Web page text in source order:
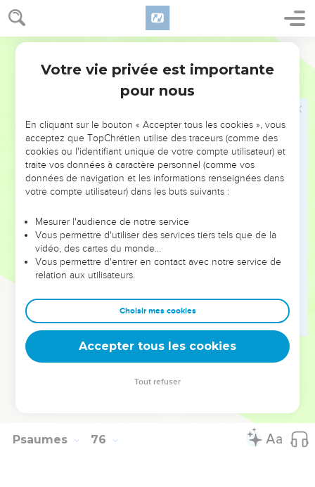
Psaumes 75
venu de ce côté-là.
La phrase du verset 7 n'est pas terminée. On s'attendrait,
ni de l'orient, ni de l'occident, ni du
désert..., à quelque chose comme ceci : c'est du sein même
d'Israël que vient la verge qui va vous frapper ; et c'est bien
s'interrompt, pour regarder plus haut et ne plus voir que Dieu
comme juge.
Une coupe: voirPsaumes 60.5, note.
aromatiques.
10 et 11Conclusion.
J'abattrai...Organe de son peuple pour louer Dieu, le
psalmiste s'identifie aussi avec lui, comme combattant. Israël,
miraculeusement relevé, sera l'instrument de Dieu, pour
abattre les puissances impies.
Psaumes 76
Votre vie privée est importante
pour nous
En cliquant sur le bouton « Accepter tous les cookies », vous
acceptez que TopChrétien utilise des traceurs (comme des
cookies ou l'identifiant unique de votre compte utilisateur) et
traite vos données à caractère personnel (comme vos
données de navigation et les informations renseignées dans
votre compte utilisateur) dans les buts suivants :
Mesurer l'audience de notre service
Vous permettre d'utiliser des services tiers tels que de la
vidéo, des cartes du monde…
Vous permettre d'entrer en contact avec notre service de
relation aux utilisateurs.
Choisir mes cookies
Accepter tous les cookies
Tout refuser